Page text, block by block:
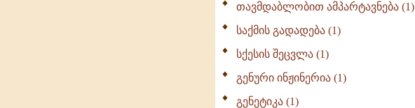
თავმდაბლობით ამპარტავნება (1)
საქმის გადადება (1)
სქესის შეცვლა (1)
გენური ინჟინერია (1)
გენეტიკა (1)